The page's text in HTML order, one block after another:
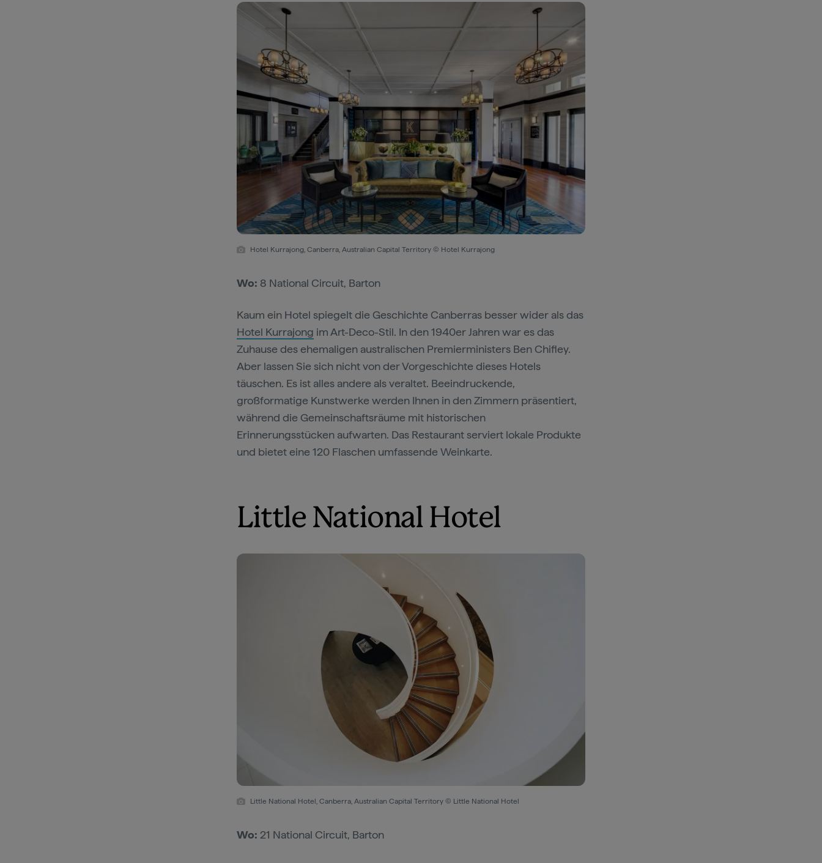
Hotel Kurrajong, Canberra, Australian Capital Territory © Hotel Kurrajong
Wo: 8 National Circuit, Barton
Kaum ein Hotel spiegelt die Geschichte Canberras besser wider als das
Hotel Kurrajong im Art-Deco-Stil. In den 1940er Jahren war es das
Zuhause des ehemaligen australischen Premierministers Ben Chifley.
Aber lassen Sie sich nicht von der Vorgeschichte dieses Hotels
täuschen. Es ist alles andere als veraltet. Beeindruckende,
großformatige Kunstwerke werden Ihnen in den Zimmern präsentiert,
während die Gemeinschaftsräume mit historischen
Erinnerungsstücken aufwarten. Das Restaurant serviert lokale Produkte
und bietet eine 120 Flaschen umfassende Weinkarte.
Little National Hotel
Little National Hotel, Canberra, Australian Capital Territory © Little National Hotel
Wo: 21 National Circuit, Barton